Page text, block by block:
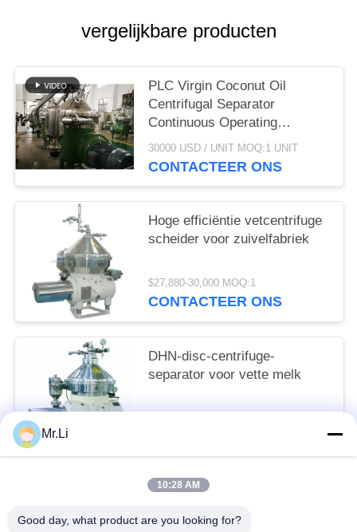
vergelijkbare producten
PLC Virgin Coconut Oil
Centrifugal Separator
Continuous Operating
Machine
30000 USD / UNIT MOQ:1 UNIT
CONTACTEER ONS
Hoge efficiëntie vetcentrifuge
scheider voor zuivelfabriek
$27,880-30,000 MOQ:1
CONTACTEER ONS
DHN-disc-centrifuge-
separator voor vette melk
Mr.Li
10:28 AM
Good day, what product are you looking for?